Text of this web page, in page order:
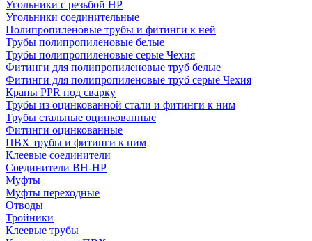
Угольники с резьбой НР
Угольники соединительные
Полипропиленовые трубы и фитинги к ней
Трубы полипропиленовые белые
Трубы полипропиленовые серые Чехия
Фитинги для полипропиленовые труб белые
Фитинги для полипропиленовые труб серые Чехия
Краны PPR под сварку
Трубы из оцинкованной стали и фитинги к ним
Трубы стальные оцинкованные
Фитинги оцинкованные
ПВХ трубы и фитинги к ним
Клеевые соединители
Соединители ВН-НР
Муфты
Муфты переходные
Отводы
Тройники
Клеевые трубы